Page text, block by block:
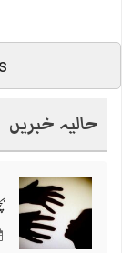
حالیہ خبریں